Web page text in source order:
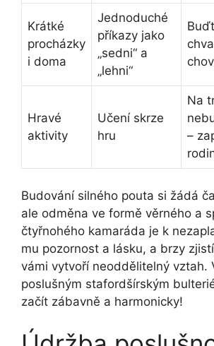
Krátké
procházky
i doma
Jednoduché
příkazy jako
„sedni“ a
„lehni“
Hravé
aktivity
Učení skrze
hru
Na
–
Budování silného pouta si žádá
ale odměna ve formě věrného a
čtyřnohého kamaráda je k
mu pozornost a lásku, a brzy
vámi vytvoří neoddělitelný vztah.
poslušným​ stafordšírským
začít zábavně⁢ a harmonicky!